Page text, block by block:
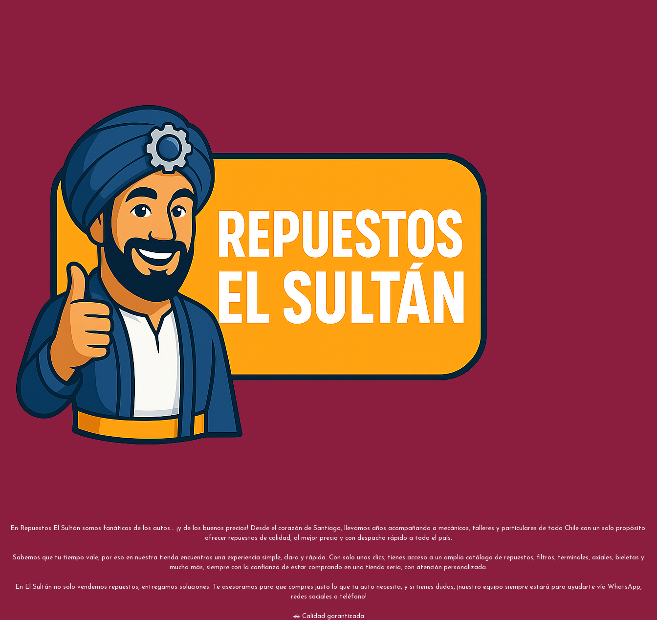
En Repuestos El Sultán somos fanáticos de los autos... ¡y de los buenos precios! Desde el corazón de Santiago, llevamos años acompañando a mecánicos, talleres y particulares de todo Chile con un solo propósito:
ofrecer repuestos de calidad, al mejor precio y con despacho rápido a todo el país.
Sabemos que tu tiempo vale, por eso en nuestra tienda encuentras una experiencia simple, clara y rápida. Con solo unos clics, tienes acceso a un amplio catálogo de repuestos, filtros, terminales, axiales, bieletas y
mucho más, siempre con la confianza de estar comprando en una tienda seria, con atención personalizada.
En El Sultán no solo vendemos repuestos, entregamos soluciones. Te asesoramos para que compres justo lo que tu auto necesita, y si tienes dudas, ¡nuestro equipo siempre estará para ayudarte vía WhatsApp,
redes sociales o teléfono!
🚗 Calidad garantizada